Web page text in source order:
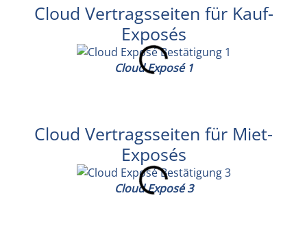
Cloud Vertragsseiten für Kauf-
Exposés
Cloud Exposé 1
Cloud Vertragsseiten für Miet-
Exposés
Cloud Exposé 3